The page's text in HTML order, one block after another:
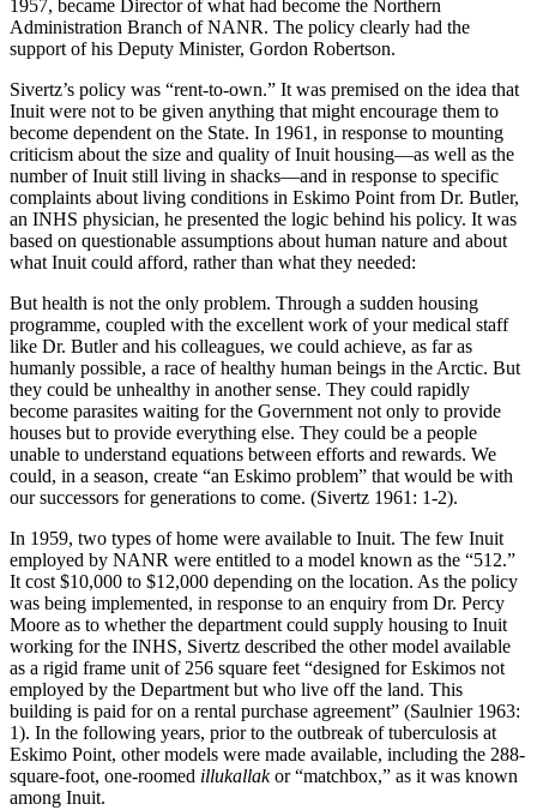
1957, became Director of what had become the Northern
Administration Branch of NANR. The policy clearly had the
support of his Deputy Minister, Gordon Robertson.
Sivertz’s policy was “rent-to-own.” It was premised on the idea that
Inuit were not to be given anything that might encourage them to
become dependent on the State. In 1961, in response to mounting
criticism about the size and quality of Inuit housing—as well as the
number of Inuit still living in shacks—and in response to specific
complaints about living conditions in Eskimo Point from Dr. Butler,
an INHS physician, he presented the logic behind his policy. It was
based on questionable assumptions about human nature and about
what Inuit could afford, rather than what they needed:
But health is not the only problem. Through a sudden housing
programme, coupled with the excellent work of your medical staff
like Dr. Butler and his colleagues, we could achieve, as far as
humanly possible, a race of healthy human beings in the Arctic. But
they could be unhealthy in another sense. They could rapidly
become parasites waiting for the Government not only to provide
houses but to provide everything else. They could be a people
unable to understand equations between efforts and rewards. We
could, in a season, create “an Eskimo problem” that would be with
our successors for generations to come. (Sivertz 1961: 1-2).
In 1959, two types of home were available to Inuit. The few Inuit
employed by NANR were entitled to a model known as the “512.”
It cost $10,000 to $12,000 depending on the location. As the policy
was being implemented, in response to an enquiry from Dr. Percy
Moore as to whether the department could supply housing to Inuit
working for the INHS, Sivertz described the other model available
as a rigid frame unit of 256 square feet “designed for Eskimos not
employed by the Department but who live off the land. This
building is paid for on a rental purchase agreement” (Saulnier 1963:
1). In the following years, prior to the outbreak of tuberculosis at
Eskimo Point, other models were made available, including the 288-
square-foot, one-roomed illukallakor “matchbox,” as it was known
among Inuit.